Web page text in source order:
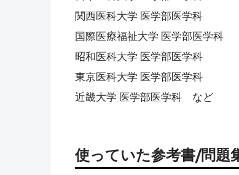
関西医科大学 医学部医学科
国際医療福祉大学 医学部医学科
昭和医科大学 医学部医学科
東京医科大学 医学部医学科
近畿大学 医学部医学科 など
使っていた参考書/問題